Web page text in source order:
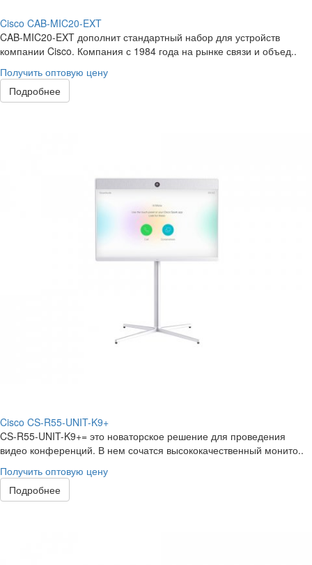
Cisco CAB-MIC20-EXT
CAB-MIC20-EXT дополнит стандартный набор для устройств
компании Cisco. Компания с 1984 года на рынке связи и объед..
Получить оптовую цену
Подробнее
Cisco CS-R55-UNIT-K9+
CS-R55-UNIT-K9+= это новаторское решение для проведения
видео конференций. В нем сочатся высококачественный монито..
Получить оптовую цену
Подробнее